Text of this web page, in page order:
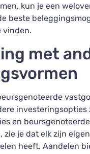
kun je een
beste
vinden.
met
investeringsopties
en beursgenoteerde
zie je dat elk zijn
heeft. Aandelen